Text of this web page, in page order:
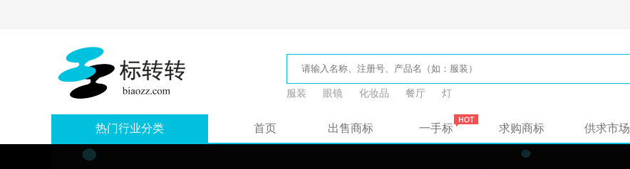
服装 眼镜 化妆品 餐厅 灯
热门行业分类 首页 出售商标 一手标 求购商标 供求市场